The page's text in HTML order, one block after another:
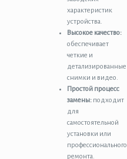
характеристик
устройства.
Высокое качество:
обеспечивает
четкие и
детализированные
снимки и видео.
Простой процесс
замены: подходит
для
самостоятельной
установки или
профессионального
ремонта.